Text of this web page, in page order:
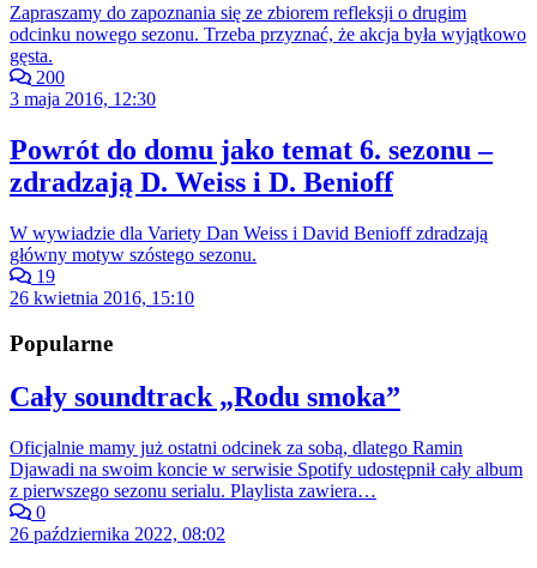
Zapraszamy do zapoznania się ze zbiorem refleksji o drugim
odcinku nowego sezonu. Trzeba przyznać, że akcja była wyjątkowo
gęsta.
200
3 maja 2016, 12:30
Powrót do domu jako temat 6. sezonu –
zdradzają D. Weiss i D. Benioff
W wywiadzie dla Variety Dan Weiss i David Benioff zdradzają
główny motyw szóstego sezonu.
19
26 kwietnia 2016, 15:10
Popularne
Cały soundtrack „Rodu smoka”
Oficjalnie mamy już ostatni odcinek za sobą, dlatego Ramin
Djawadi na swoim koncie w serwisie Spotify udostępnił cały album
z pierwszego sezonu serialu. Playlista zawiera…
0
26 października 2022, 08:02